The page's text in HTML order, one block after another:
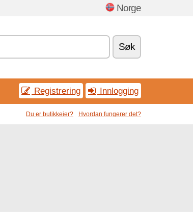
Norge
Søk
Registrering Innlogging
Du er butikkeier? Hvordan fungerer det?